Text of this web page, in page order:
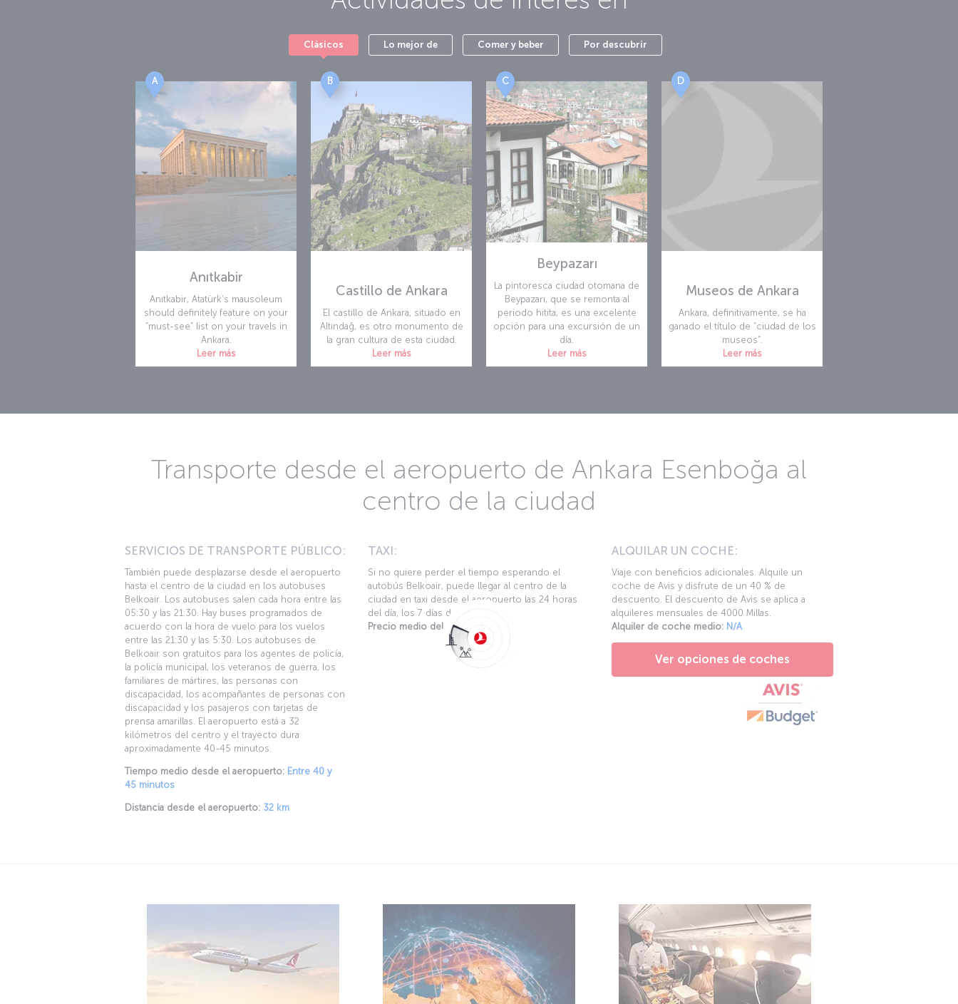
Clásicos Lo mejor de Comer y beber Por descubrir
A
Anıtkabir
Anıtkabir, Atatürk’s mausoleum
should definitely feature on your
“must-see” list on your travels in
Ankara.
Leer más
B
Castillo de Ankara
El castillo de Ankara, situado en
Altındağ, es otro monumento de
la gran cultura de esta ciudad.
Leer más
C
Beypazarı
La pintoresca ciudad otomana de
Beypazarı, que se remonta al
periodo hitita, es una excelente
opción para una excursión de un
día.
Leer más
D
Museos de Ankara
Ankara, definitivamente, se ha
ganado el título de “ciudad de los
museos”.
Leer más
Transporte desde el aeropuerto de Ankara Esenboğa al
centro de la ciudad
SERVICIOS DE TRANSPORTE PÚBLICO:
También puede desplazarse desde el aeropuerto
hasta el centro de la ciudad en los autobuses
Belkoair. Los autobuses salen cada hora entre las
05:30 y las 21:30. Hay buses programados de
acuerdo con la hora de vuelo para los vuelos
entre las 21:30 y las 5:30. Los autobuses de
Belkoair son gratuitos para los agentes de policía,
la policía municipal, los veteranos de guerra, los
familiares de mártires, las personas con
discapacidad, los acompañantes de personas con
discapacidad y los pasajeros con tarjetas de
prensa amarillas. El aeropuerto está a 32
kilómetros del centro y el trayecto dura
aproximadamente 40-45 minutos.
Tiempo medio desde el aeropuerto: Entre 40 y
45 minutos
Distancia desde el aeropuerto: 32 km
TAXI:
Si no quiere perder el tiempo esperando el
autobús Belkoair, puede llegar al centro de la
ciudad en taxi desde el aeropuerto las 24 horas
del día, los 7 días de la semana.
Precio medio del taxi:
ALQUILAR UN COCHE:
Viaje con beneficios adicionales. Alquile un
coche de Avis y disfrute de un 40 % de
descuento. El descuento de Avis se aplica a
alquileres mensuales de 4000 Millas.
Alquiler de coche medio: N/A
Ver opciones de coches